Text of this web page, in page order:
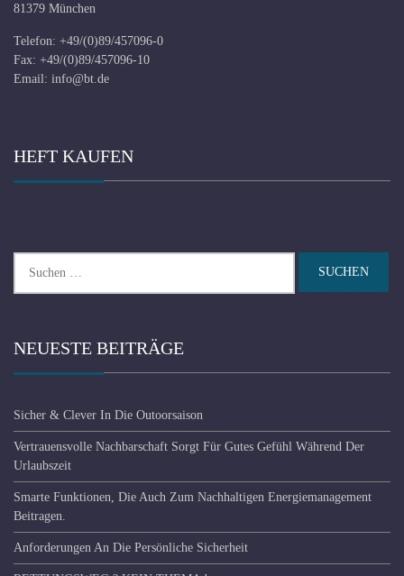
81379 München
Telefon: +49/(0)89/457096-0
Fax: +49/(0)89/457096-10
Email: info@bt.de
HEFT KAUFEN
nach:
NEUESTE BEITRÄGE
Sicher & Clever In Die Outoorsaison
Vertrauensvolle Nachbarschaft Sorgt Für Gutes Gefühl Während Der
Urlaubszeit
Smarte Funktionen, Die Auch Zum Nachhaltigen Energiemanagement
Beitragen.
Anforderungen An Die Persönliche Sicherheit